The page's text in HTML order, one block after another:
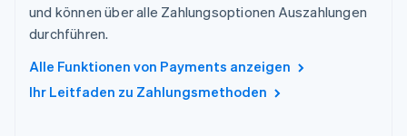
und können über alle Zahlungsoptionen Auszahlungen
durchführen.
Alle Funktionen von Payments anzeigen
Ihr Leitfaden zu Zahlungsmethoden